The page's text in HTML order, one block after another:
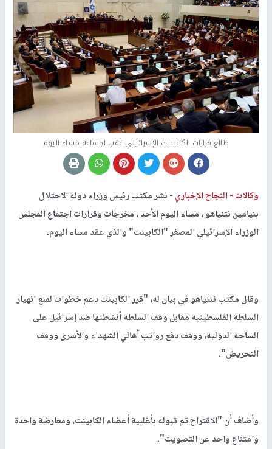
طالع قرارات الكابينيت الإسرائيلي عقب اجتماعه مساء اليوم
وكالات -النجاح الإخباري -نشر مكتب رئيس وزراء دولة الاحتلال
بنيامين نتنياهو ، مساء اليوم الأحد ، مخرجات وقرارات اجتماع المجلس
الوزراء الإسرائيلي المصغر "الكابينت" والذي عقد مساء اليوم.
وقال مكتب نتنياهو في بيان له، "قرر الكابينت دعم خطوات لمنع انهيار
السلطة الفلسطينية مقابل وقف السلطة أنشطتها ضد إسرائيل على
الساحة الدولية، ووقف دفع رواتب أهالي الشهداء والأسرى ووقف
التحريض".
وأضاف أن "الاقتراح تم قبوله بأغلبية أعضاء الكابينت، ومعارضة واحدة
وامتناع واحد عن التصويت".